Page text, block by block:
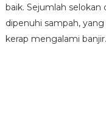
baik. Sejumlah selokan
dipenuhi sampah,
kerap mengalami banjir.